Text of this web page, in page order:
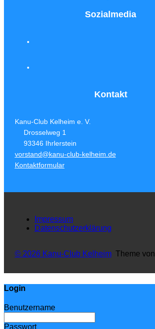
Sozialmedia
Kontakt
Kanu-Club Kelheim e. V.
Drosselweg 1
93346 Ihrlerstein
vorstand@kanu-club-kelheim.de
Kontaktformular
Impressum
Datenschutzerklärung
© 2026 Kanu-Club KelheimTheme von
Login
Benutzername
Passwort